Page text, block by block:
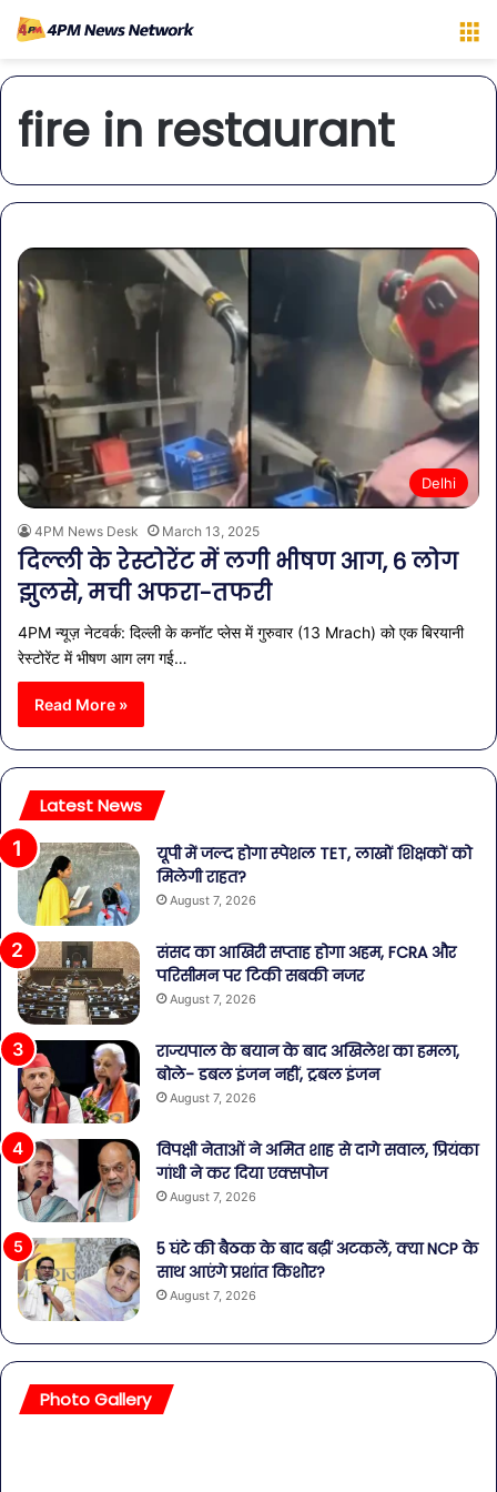
fire in restaurant
Delhi
4PM News Desk March 13, 2025
दिल्ली के रेस्टोरेंट में लगी भीषण आग, 6 लोग
झुलसे, मची अफरा-तफरी
4PM न्यूज़ नेटवर्क: दिल्ली के कनॉट प्लेस में गुरुवार (13 Mrach) को एक बिरयानी
रेस्टोरेंट में भीषण आग लग गई…
Read More »
Latest News
यूपी में जल्द होगा स्पेशल TET, लाखों शिक्षकों को
मिलेगी राहत?
August 7, 2026
संसद का आखिरी सप्ताह होगा अहम, FCRA और
परिसीमन पर टिकी सबकी नजर
August 7, 2026
राज्यपाल के बयान के बाद अखिलेश का हमला,
बोले- डबल इंजन नहीं, ट्रबल इंजन
August 7, 2026
विपक्षी नेताओं ने अमित शाह से दागे सवाल, प्रियंका
गांधी ने कर दिया एक्सपोज
August 7, 2026
5 घंटे की बैठक के बाद बढ़ीं अटकलें, क्या NCP के
साथ आएंगे प्रशांत किशोर?
August 7, 2026
Photo Gallery